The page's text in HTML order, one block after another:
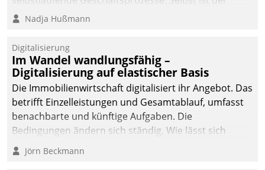
Kommunikationswege bei
Kunde und smart der Serviceanbieter.
Nadja Hußmann
Digitalisierung
Im Wandel wandlungsfähig –
Digitalisierung auf elastischer Basis
Die Immobilienwirtschaft digitalisiert ihr Angebot. Das
betrifft Einzelleistungen und Gesamtablauf, umfasst
benachbarte und künftige Aufgaben. Die
Bedingungen ändern sich ständig. Wie lässt sich
technisch die Kontrolle wahren und zugleich Freiraum
fürs Wachsen öffnen?
Jörn Beckmann